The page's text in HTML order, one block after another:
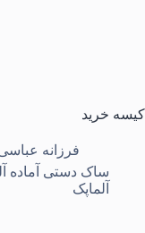
کیسه خرید
فرزانه
ساک دستی آماده
آلماپک